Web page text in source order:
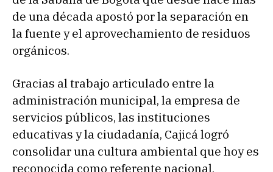
de una década apostó por la separación en
la fuente y el aprovechamiento de residuos
orgánicos.
Gracias al trabajo articulado entre la
administración municipal, la empresa de
servicios públicos, las instituciones
educativas y la ciudadanía, Cajicá logró
consolidar una cultura ambiental que hoy es
reconocida como referente nacional.